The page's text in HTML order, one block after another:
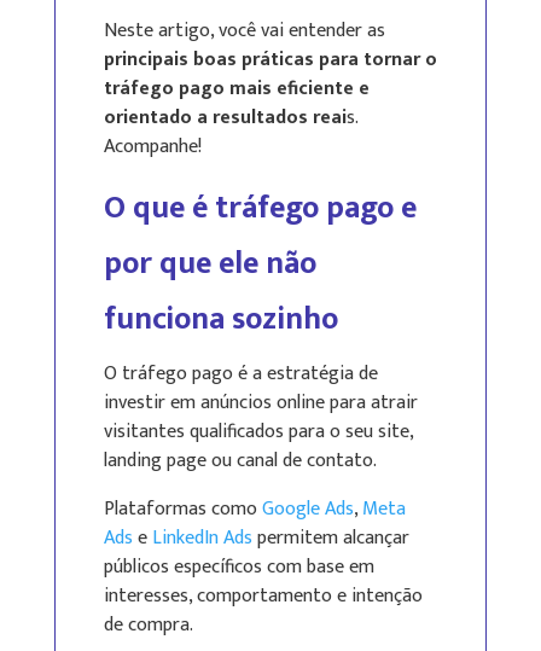
Neste artigo, você vai entender as
principais boas práticas para tornar o
tráfego pago mais eficiente e
orientado a resultados reais.
Acompanhe!
O que é tráfego pago e
por que ele não
funciona sozinho
O tráfego pago é a estratégia de
investir em anúncios online para atrair
visitantes qualificados para o seu site,
landing page ou canal de contato.
Plataformas comoGoogle Ads,Meta
AdseLinkedIn Adspermitem alcançar
públicos específicos com base em
interesses, comportamento e intenção
de compra.